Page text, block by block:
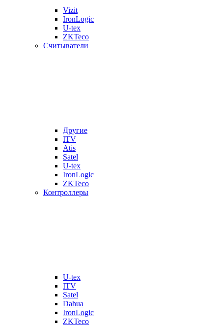
Vizit
IronLogic
U-tex
ZKTeco
Считыватели
Другие
ITV
Atis
Satel
U-tex
IronLogic
ZKTeco
Контроллеры
U-tex
ITV
Satel
Dahua
IronLogic
ZKTeco